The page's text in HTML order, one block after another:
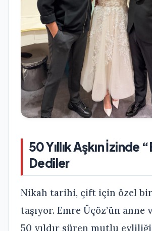
50 Yıllık Aşkın İzinde
Dediler
Nikah tarihi, çift için özel
taşıyor. Emre Üçöz’ün anne
50 yıldır süren mutlu